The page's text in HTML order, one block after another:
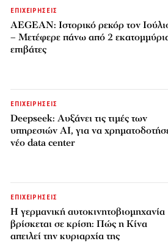
ΕΠΙΧΕΙΡΗΣΕΙΣ
AEGEAN: Ιστορικό ρεκόρ τον
– Μετέφερε πάνω από 2
επιβάτες
ΕΠΙΧΕΙΡΗΣΕΙΣ
Deepseek: Αυξάνει τις τιμές των
υπηρεσιών AI, για να
νέο data center
ΕΠΙΧΕΙΡΗΣΕΙΣ
Η γερμανική αυτοκινητοβιομηχανία
βρίσκεται σε κρίση: Πώς η Κίνα
απειλεί την κυριαρχία της